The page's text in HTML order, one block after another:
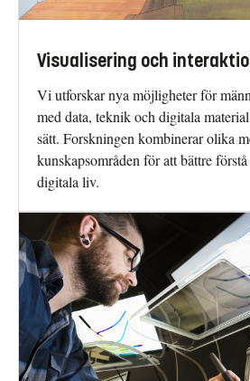
Visualisering och
Vi utforskar nya möjligheter för
med data, teknik och digitala
sätt. Forskningen kombinerar olika
kunskapsområden för att bättre
digitala liv.